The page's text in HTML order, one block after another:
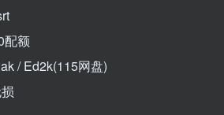
配额
/ Ed2k(115网盘)